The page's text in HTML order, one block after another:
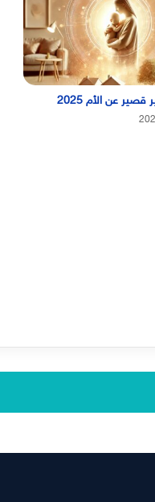
عن الأم 2025